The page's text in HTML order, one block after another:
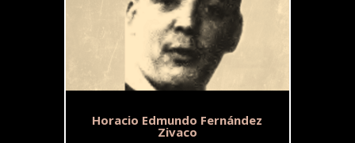
Horacio Edmundo Fernández
Zivaco